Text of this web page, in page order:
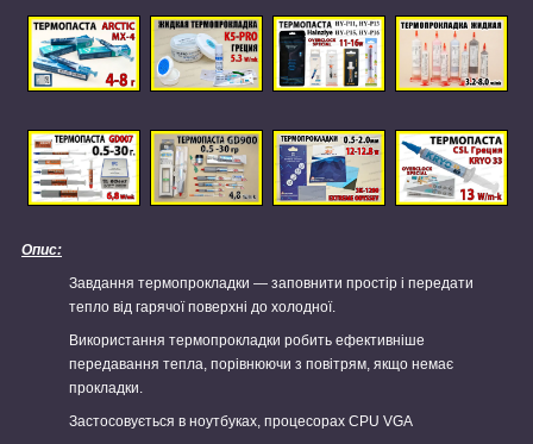
Опис:
Завдання термопрокладки — заповнити простір і передати
тепло від гарячої поверхні до холодної.
Використання термопрокладки робить ефективніше
передавання тепла, порівнюючи з повітрям, якщо немає
прокладки.
Застосовується в ноутбуках, процесорах CPU VGA